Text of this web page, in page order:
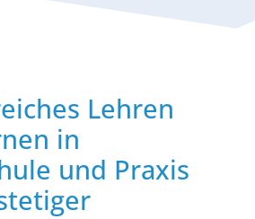
Lehren
in
und Praxis